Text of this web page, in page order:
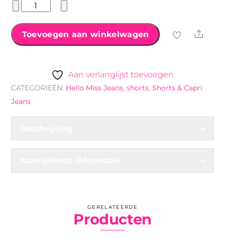
Hello
Sparkle
short
Toevoegen aan winkelwagen Share
Aan verlanglijst toevoegen
CATEGORIEËN: Hello Miss Jeans,shorts,Shorts & Capri
Jeans
GERELATEERDE
Producten